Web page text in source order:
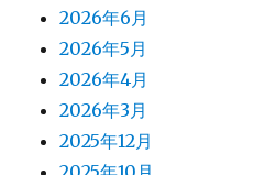
2026年6月
2026年5月
2026年4月
2026年3月
2025年12月